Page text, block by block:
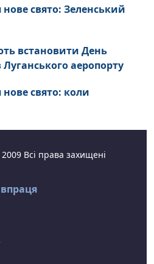
нове свято: Зеленський
встановити День
аеропорту
нове свято: коли
Всі права захищені